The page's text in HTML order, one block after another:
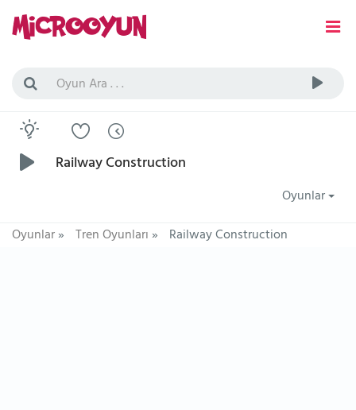
Railway Construction
Oyunlar
Oyunlar» Tren Oyunları» Railway Construction